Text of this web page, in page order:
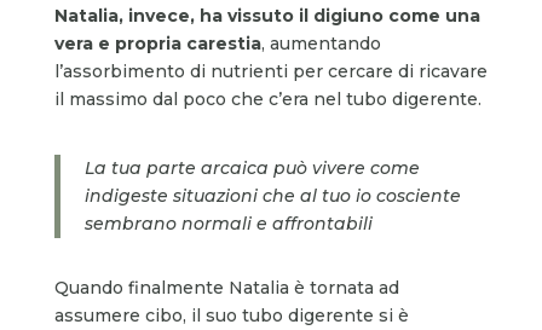
Natalia, invece, ha vissuto il digiuno come una
vera e propria carestia, aumentando
l’assorbimento di nutrienti per cercare di ricavare
il massimo dal poco che c’era nel tubo digerente.
La tua parte arcaica può vivere come
indigeste situazioni che al tuo io cosciente
sembrano normali e affrontabili
Quando finalmente Natalia è tornata ad
assumere cibo, il suo tubo digerente si è